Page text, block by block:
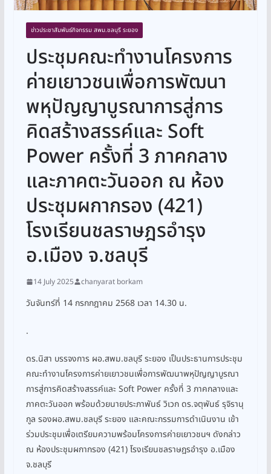
ข่าวประชาสัมพันธ์กิจกรรม สพม.ชลบุรี ระยอง
ประชุมคณะทำงานโครงการ
ค่ายเยาวชนเพื่อการพัฒนา
พหุปัญญาบูรณาการสู่การ
คิดสร้างสรรค์และ Soft
Power ครั้งที่ 3 ภาคกลาง
และภาคตะวันออก ณ ห้อง
ประชุมผกากรอง (421)
โรงเรียนชลราษฎรอำรุง
อ.เมือง จ.ชลบุรี
14 July 2025 chanyarat borkam
วันจันทร์ที่ 14 กรกกฎาคม 2568 เวลา 14.30 น.
.
ดร.นิสา บรรจงการ ผอ.สพม.ชลบุรี ระยอง เป็นประธานการประชุม
คณะทำงานโครงการค่ายเยาวชนเพื่อการพัฒนาพหุปัญญาบูรณา
การสู่การคิดสร้างสรรค์และ Soft Power ครั้งที่ 3 ภาคกลางและ
ภาคตะวันออก พร้อมด้วยนายประภาพันธ์ วิเวก ดร.จตุพันธ์ รุจิรานุ
กูล รองผอ.สพม.ชลบุรี ระยอง และคณะกรรมการดำเนินงาน เข้า
ร่วมประชุมเพื่อเตรียมความพร้อมโครงการค่ายเยาวชนฯ ดังกล่าว
ณ ห้องประชุมผกากรอง (421) โรงเรียนชลราษฎรอำรุง อ.เมือง
จ.ชลบุรี